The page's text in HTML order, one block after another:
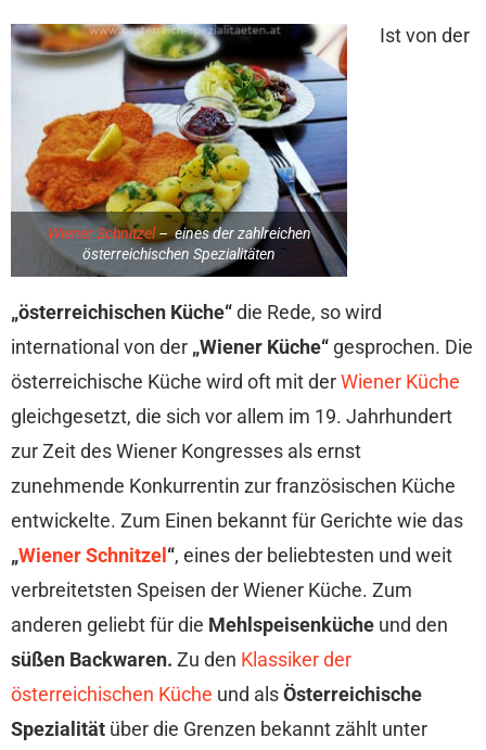
Wiener Schnitzel– eines der zahlreichen
österreichischen Spezialitäten
Ist von der
„österreichischen Küche“die Rede, so wird
international von der „Wiener Küche“ gesprochen. Die
österreichische Küche wird oft mit derWiener Küche
gleichgesetzt, die sich vor allem im 19. Jahrhundert
zur Zeit des Wiener Kongresses als ernst
zunehmende Konkurrentin zur französischen Küche
entwickelte. Zum Einen bekannt für Gerichte wie das
„Wiener Schnitzel“, eines der beliebtesten und weit
verbreitetsten Speisen der Wiener Küche. Zum
anderen geliebt für die Mehlspeisenküche und den
süßen Backwaren. Zu den Klassiker der
österreichischen Küche und alsÖsterreichische
Spezialität über die Grenzen bekannt zählt unter